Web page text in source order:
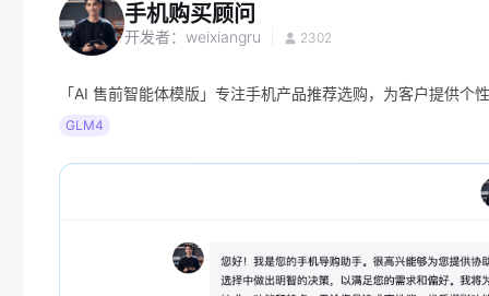
手机购买顾问
开发者： weixiangru 2302
「AI 售前智能体模版」专注手机产品推荐选购，为客户提供个
GLM4